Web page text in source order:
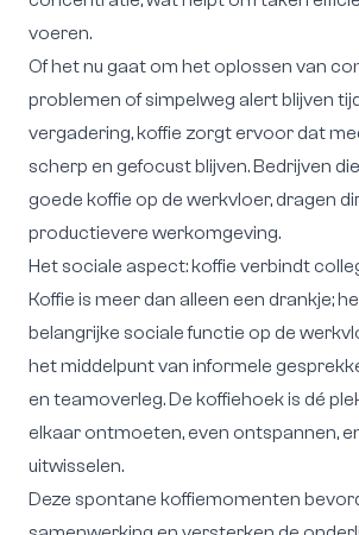
voeren.
Of het nu gaat om het oplossen van
problemen of simpelweg alert blijven
vergadering, koffie zorgt ervoor dat
scherp en gefocust blijven. Bedrijven
goede koffie op de werkvloer, dragen
productievere werkomgeving.
Het sociale aspect: koffie verbindt
Koffie is meer dan alleen een drankje;
belangrijke sociale functie op de
het middelpunt van informele
en teamoverleg. De koffiehoek is dé
elkaar ontmoeten, even ontspannen,
uitwisselen.
Deze spontane koffiemomenten